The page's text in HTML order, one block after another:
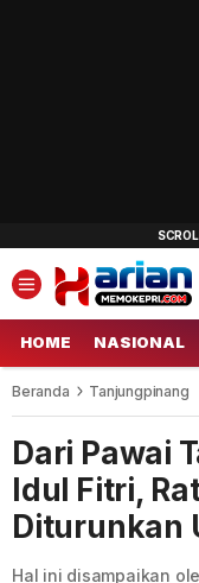
HOME NASIONAL
Beranda Tanjungpinang
Dari Pawai
Idul Fitri,
Diturunkan
Hal ini disampaikan